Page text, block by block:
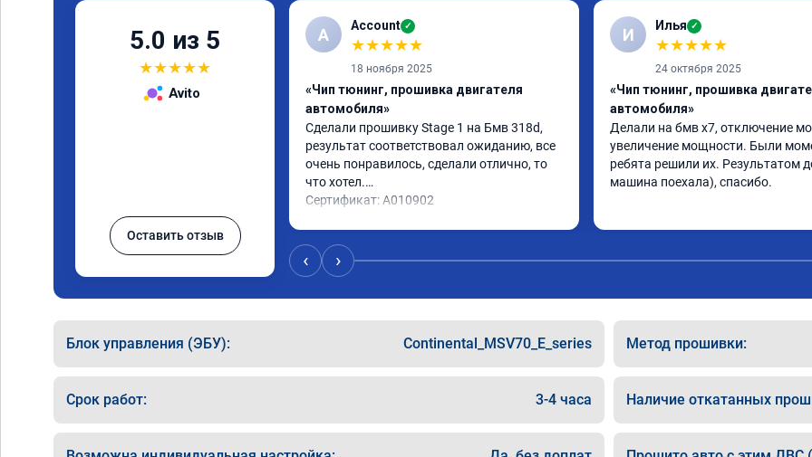
5.0 из 5
★★★★★
Avito
Оставить отзыв
A Account ✓
★★★★★
18 ноября 2025
«Чип тюнинг, прошивка двигателя
автомобиля»
Сделали прошивку Stage 1 на Бмв 318d,
результат соответствовал ожиданию, все
очень понравилось, сделали отлично, то
что хотел.
Сертификат: A010902
И Илья ✓
★★★★★
24 октября 2025
«Чип тюнинг, прошивка
автомобиля»
Делали на бмв х7, отключение
увеличение мощности. Были
ребята решили их. Результатом
машина поехала), спасибо.
‹ ›
Блок управления (ЭБУ): Continental_MSV70_E_series Метод прошивки:
Срок работ: 3-4 часа Наличие откатанных